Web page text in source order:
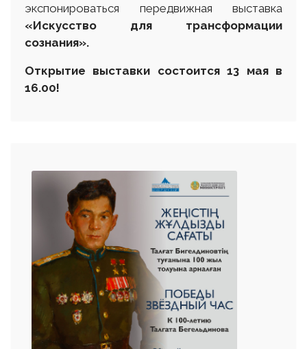
экспонироваться передвижная выставка
«Искусство для трансформации
сознания».
Открытие выставки состоится 13 мая в
16.00!